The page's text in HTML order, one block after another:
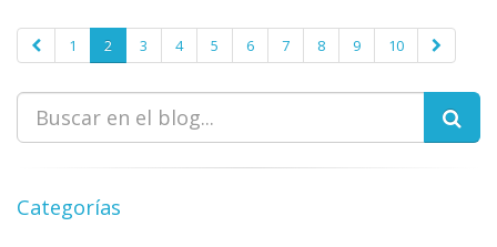
1 2 3 4 5 6 7 8 9 10
Categorías